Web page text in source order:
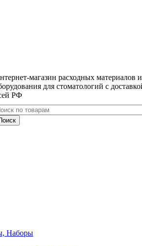
магазин расходных материалов и
для стоматологий с
РФ
Наборы